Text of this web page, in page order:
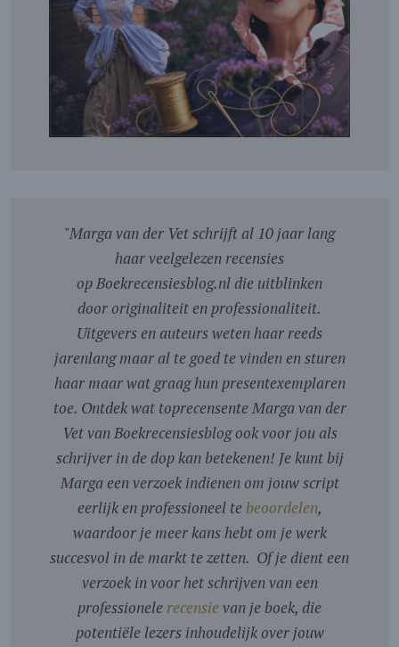
"Marga van der Vet schrijft al 10 jaar lang
haar veelgelezen recensies
op Boekrecensiesblog.nl die uitblinken
door originaliteit en professionaliteit.
Uitgevers en auteurs weten haar reeds
jarenlang maar al te goed te vinden en sturen
haar maar wat graag hun presentexemplaren
toe. Ontdek wat toprecensente Marga van der
Vet van Boekrecensiesblog ook voor jou als
schrijver in de dop kan betekenen! Je kunt bij
Marga een verzoek indienen om jouw script
eerlijk en professioneel te beoordelen,
waardoor je meer kans hebt om je werk
succesvol in de markt te zetten. Of je dient een
verzoek in voor het schrijven van een
professionele recensievan je boek, die
potentiële lezers inhoudelijk over jouw